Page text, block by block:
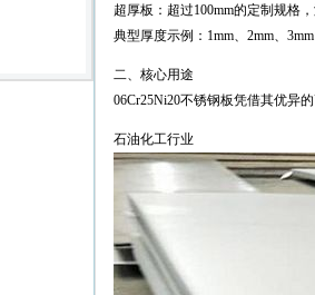
超厚板：超过100mm的定制规格
典型厚度示例：1mm、2mm、
二、核心用途
06Cr25Ni20不锈钢板凭借其优异
石油化工行业